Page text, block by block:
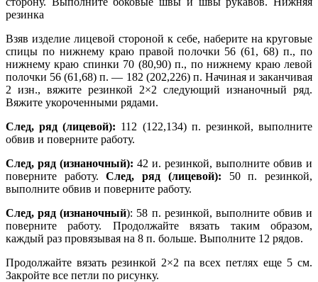
резинка
Взяв изделие лицевой стороной к себе, наберите на круговые
спицы по нижнему краю правой полочки 56 (61, 68) п., по
нижнему краю спинки 70 (80,90) п., по нижнему краю левой
полочки 56 (61,68) п. — 182 (202,226) п. Начиная и заканчивая
2 изн., вяжите резинкой 2×2 следующий изнаночный ряд.
Вяжите укороченными рядами.
След, ряд (лицевой): 112 (122,134) п. резинкой, выполните
обвив и поверните работу.
След, ряд (изнаночный): 42 и. резинкой, выполните обвив и
поверните работу.След, ряд (лицевой): 50 п. резинкой,
выполните обвив и поверните работу.
След, ряд (изнаночный): 58 п. резинкой, выполните обвив и
поверните работу. Продолжайте вязать таким образом,
каждый раз провязывая на 8 п. больше. Выполните 12 рядов.
Продолжайте вязать резинкой 2×2 па всех петлях еще 5 см.
Закройте все петли по рисунку.